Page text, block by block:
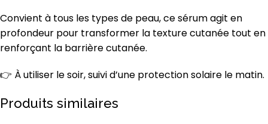
Convient à tous les types de peau, ce sérum agit en
profondeur pour transformer la texture cutanée tout en
renforçant la barrière cutanée.
👉 À utiliser le soir, suivi d’une protection solaire le matin.
Produits similaires